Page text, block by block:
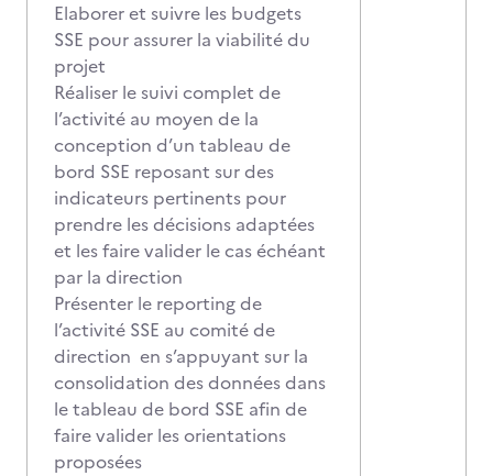
Elaborer et suivre les budgets
SSE pour assurer la viabilité du
projet
Réaliser le suivi complet de
l’activité au moyen de la
conception d’un tableau de
bord SSE reposant sur des
indicateurs pertinents pour
prendre les décisions adaptées
et les faire valider le cas échéant
par la direction
Présenter le reporting de
l’activité SSE au comité de
direction en s’appuyant sur la
consolidation des données dans
le tableau de bord SSE afin de
faire valider les orientations
proposées